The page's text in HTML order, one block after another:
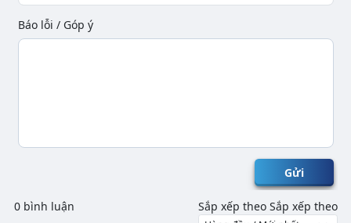
Báo lỗi / Góp ý
Gửi
0 bình luận Sắp xếp theo Sắp xếp theo